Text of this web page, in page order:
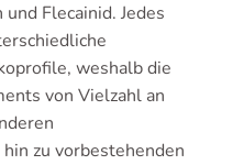
Flecainid. Jedes
weshalb die
von Vielzahl an
zu vorbestehenden